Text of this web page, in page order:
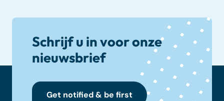
Schrijf u in voor onze
nieuwsbrief
Get notified & be first